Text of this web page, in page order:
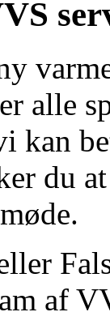
alle
kan
du
af